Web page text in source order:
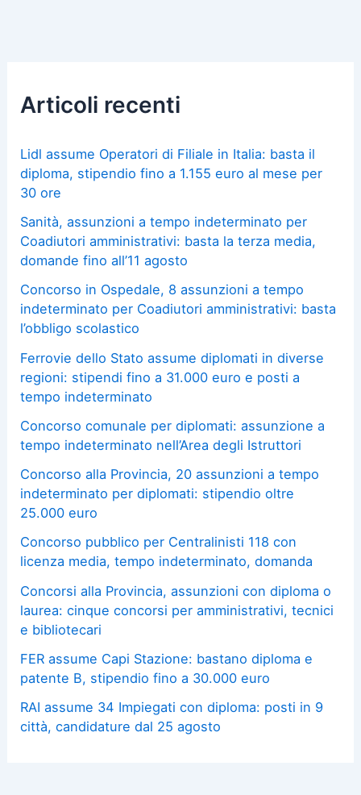
Articoli recenti
Lidl assume Operatori di Filiale in Italia: basta il
diploma, stipendio fino a 1.155 euro al mese per
30 ore
Sanità, assunzioni a tempo indeterminato per
Coadiutori amministrativi: basta la terza media,
domande fino all’11 agosto
Concorso in Ospedale, 8 assunzioni a tempo
indeterminato per Coadiutori amministrativi: basta
l’obbligo scolastico
Ferrovie dello Stato assume diplomati in diverse
regioni: stipendi fino a 31.000 euro e posti a
tempo indeterminato
Concorso comunale per diplomati: assunzione a
tempo indeterminato nell’Area degli Istruttori
Concorso alla Provincia, 20 assunzioni a tempo
indeterminato per diplomati: stipendio oltre
25.000 euro
Concorso pubblico per Centralinisti 118 con
licenza media, tempo indeterminato, domanda
Concorsi alla Provincia, assunzioni con diploma o
laurea: cinque concorsi per amministrativi, tecnici
e bibliotecari
FER assume Capi Stazione: bastano diploma e
patente B, stipendio fino a 30.000 euro
RAI assume 34 Impiegati con diploma: posti in 9
città, candidature dal 25 agosto